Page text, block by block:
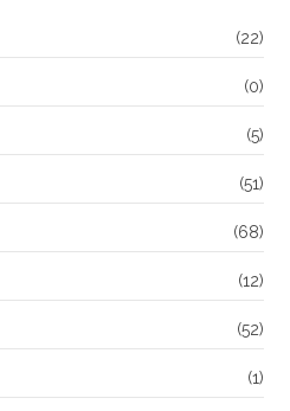
(22)
(0)
(5)
(51)
(68)
(12)
(52)
(1)